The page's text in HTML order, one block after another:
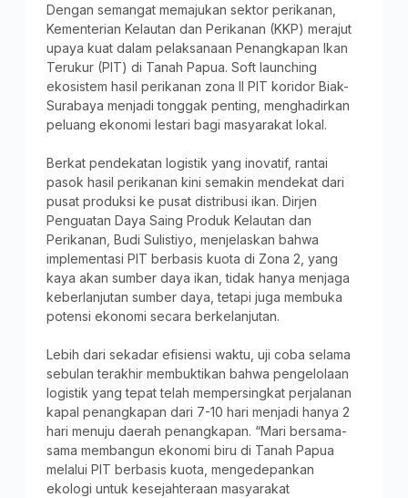
Dengan semangat memajukan sektor perikanan,
Kementerian Kelautan dan Perikanan (KKP) merajut
upaya kuat dalam pelaksanaan Penangkapan Ikan
Terukur (PIT) di Tanah Papua. Soft launching
ekosistem hasil perikanan zona II PIT koridor Biak-
Surabaya menjadi tonggak penting, menghadirkan
peluang ekonomi lestari bagi masyarakat lokal.
Berkat pendekatan logistik yang inovatif, rantai
pasok hasil perikanan kini semakin mendekat dari
pusat produksi ke pusat distribusi ikan. Dirjen
Penguatan Daya Saing Produk Kelautan dan
Perikanan, Budi Sulistiyo, menjelaskan bahwa
implementasi PIT berbasis kuota di Zona 2, yang
kaya akan sumber daya ikan, tidak hanya menjaga
keberlanjutan sumber daya, tetapi juga membuka
potensi ekonomi secara berkelanjutan.
Lebih dari sekadar efisiensi waktu, uji coba selama
sebulan terakhir membuktikan bahwa pengelolaan
logistik yang tepat telah mempersingkat perjalanan
kapal penangkapan dari 7-10 hari menjadi hanya 2
hari menuju daerah penangkapan. “Mari bersama-
sama membangun ekonomi biru di Tanah Papua
melalui PIT berbasis kuota, mengedepankan
ekologi untuk kesejahteraan masyarakat